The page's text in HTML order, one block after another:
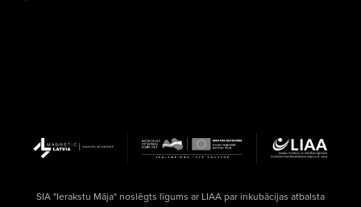
SIA "Ierakstu Māja" noslēgts līgums ar LIAA par inkubācijas atbalsta